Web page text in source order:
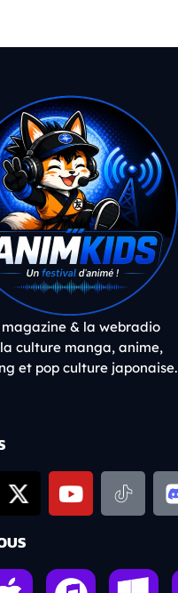
magazine & la webradio
culture manga, anime,
et pop culture japonaise.